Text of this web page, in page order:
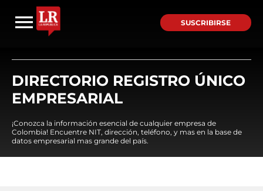
SUSCRIBIRSE
DIRECTORIO REGISTRO ÚNICO
EMPRESARIAL
¡Conozca la información esencial de cualquier empresa de
Colombia! Encuentre NIT, dirección, teléfono, y mas en la base de
datos empresarial mas grande del país.